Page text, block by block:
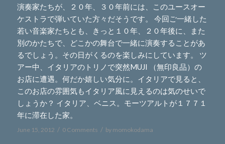
演奏家たちが、２０年、３０年前には、このユースオー
ケストラで弾いていた方々だそうです。 今回ご一緒した
若い音楽家たちとも、きっと１０年、２０年後に、また
別のかたちで、どこかの舞台で一緒に演奏することがあ
るでしょう。その日がくるのを楽しみにしています。 ツ
アー中、イタリアのトリノで突然MUJI （無印良品）の
お店に遭遇。何だか嬉しい気分に。イタリアで見ると、
このお店の雰囲気もイタリア風に見えるのは気のせいで
しょうか？ イタリア、ベニス。モーツアルトが１７７１
年に滞在した家。
June 15, 2012 / 0 Comments / by momokodama